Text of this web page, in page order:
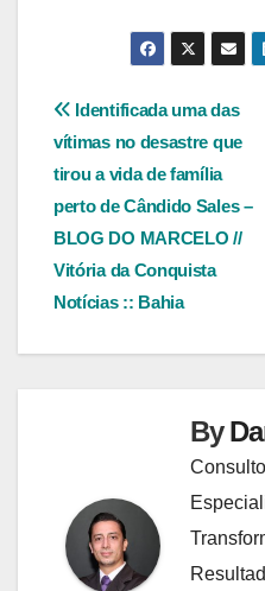
Navegação
de
Post
Identificada uma das
vítimas no desastre que
tirou a vida de família
perto de Cândido Sales –
BLOG DO MARCELO //
Vitória da Conquista
Notícias :: Bahia
By